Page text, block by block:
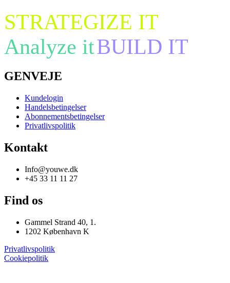
STRATEGIZE IT
Analyze itBUILD IT
GENVEJE
Kundelogin
Handelsbetingelser
Abonnementsbetingelser
Privatlivspolitik
Kontakt
Info@youwe.dk
+45 33 11 11 27
Find os
Gammel Strand 40, 1.
1202 København K
Privatlivspolitik
Cookiepolitik